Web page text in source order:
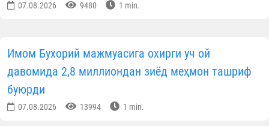
07.08.2026 9480 1 min.
Имом Бухорий мажмуасига охирги уч ой
давомида 2,8 миллиондан зиёд меҳмон ташриф
буюрди
07.08.2026 13994 1 min.